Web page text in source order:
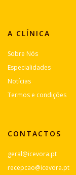
A CLÍNICA
Sobre Nós
Especialidades
Notícias
Termos e condições
CONTACTOS
geral@icevora.pt
recepcao@icevora.pt